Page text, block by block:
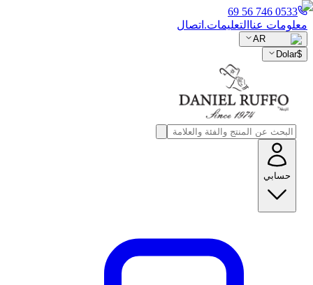
0533 746 56 69
معلومات عنا التعليمات. اتصال
AR
$
Dolar
حسابي